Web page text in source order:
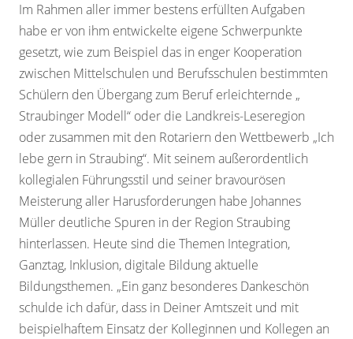
Im Rahmen aller immer bestens erfüllten Aufgaben
habe er von ihm entwickelte eigene Schwerpunkte
gesetzt, wie zum Beispiel das in enger Kooperation
zwischen Mittelschulen und Berufsschulen bestimmten
Schülern den Übergang zum Beruf erleichternde „
Straubinger Modell“ oder die Landkreis-Leseregion
oder zusammen mit den Rotariern den Wettbewerb „Ich
lebe gern in Straubing“. Mit seinem außerordentlich
kollegialen Führungsstil und seiner bravourösen
Meisterung aller Harusforderungen habe Johannes
Müller deutliche Spuren in der Region Straubing
hinterlassen. Heute sind die Themen Integration,
Ganztag, Inklusion, digitale Bildung aktuelle
Bildungsthemen. „Ein ganz besonderes Dankeschön
schulde ich dafür, dass in Deiner Amtszeit und mit
beispielhaftem Einsatz der Kolleginnen und Kollegen an